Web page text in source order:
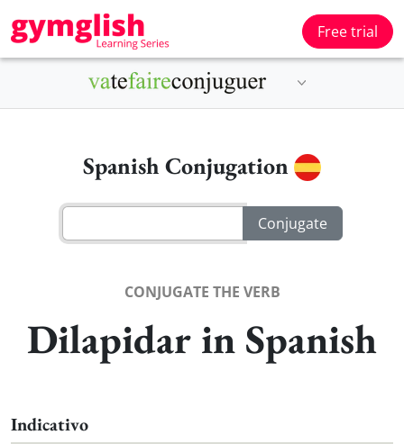
Free trial
Spanish Conjugation
CONJUGATE THE VERB
Dilapidar in Spanish
Indicativo